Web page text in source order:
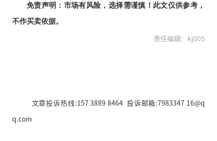
免责声明：市场有风险，选择需谨慎！此文仅供参考，
不作买卖依据。
责任编辑：kj005
文章投诉热线:157 3889 8464 投诉邮箱:7983347 16@q
q.com